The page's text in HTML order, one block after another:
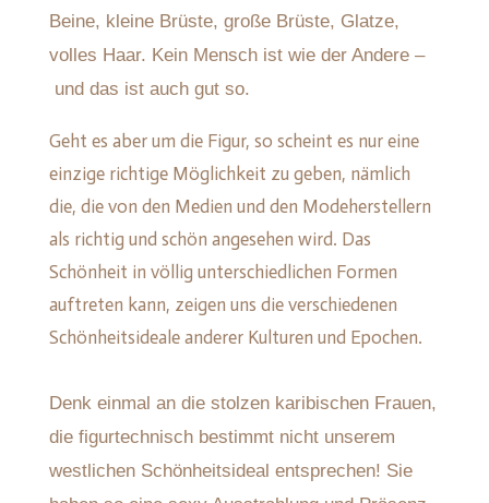
Beine, kleine Brüste, große Brüste, Glatze,
volles Haar. Kein Mensch ist wie der Andere –
und das ist auch gut so.
Geht es aber um die Figur, so scheint es nur eine
einzige richtige Möglichkeit zu geben, nämlich
die, die von den Medien und den Modeherstellern
als richtig und schön angesehen wird. Das
Schönheit in völlig unterschiedlichen Formen
auftreten kann, zeigen uns die verschiedenen
Schönheitsideale anderer Kulturen und Epochen.
Denk einmal an die stolzen karibischen Frauen,
die figurtechnisch bestimmt nicht unserem
westlichen Schönheitsideal entsprechen! Sie